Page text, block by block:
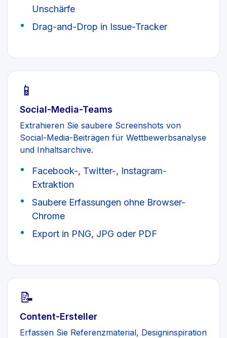
Unschärfe
Drag-and-Drop in Issue-Tracker
📱
Social-Media-Teams
Extrahieren Sie saubere Screenshots von
Social-Media-Beiträgen für Wettbewerbsanalyse
und Inhaltsarchive.
Facebook-, Twitter-, Instagram-
Extraktion
Saubere Erfassungen ohne Browser-
Chrome
Export in PNG, JPG oder PDF
📝
Content-Ersteller
Erfassen Sie Referenzmaterial, Designinspiration